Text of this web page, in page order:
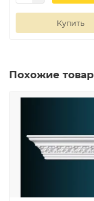
Купить
Похожие